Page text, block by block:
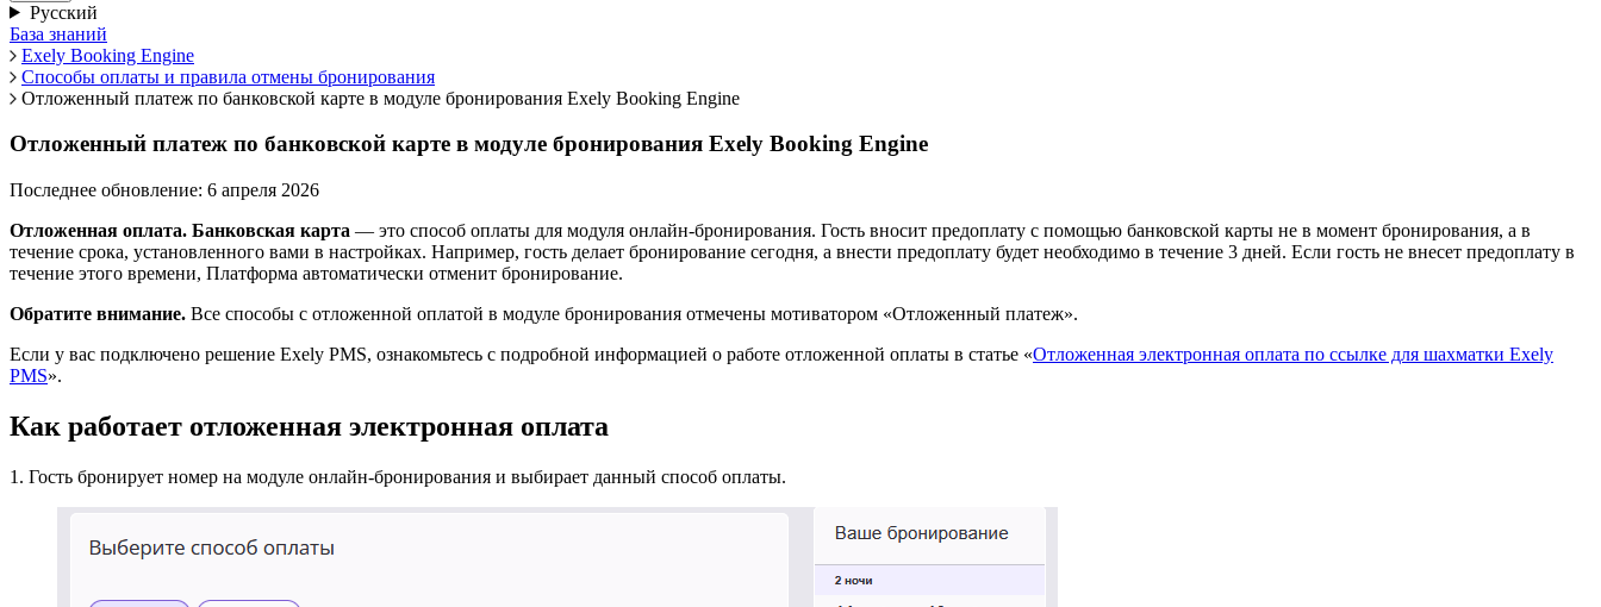
Русский
База знаний
Exely Booking Engine
Способы оплаты и правила отмены бронирования
Отложенный платеж по банковской карте в модуле бронирования Exely Booking Engine
Отложенный платеж по банковской карте в модуле бронирования Exely Booking Engine
Последнее обновление: 6 апреля 2026
Отложенная оплата. Банковская карта — это способ оплаты для модуля онлайн-бронирования. Гость вносит предоплату с помощью банковской карты не в момент бронирования, а в
течение срока, установленного вами в настройках. Например, гость делает бронирование сегодня, а внести предоплату будет необходимо в течение 3 дней. Если гость не внесет предоплату в
течение этого времени, Платформа автоматически отменит бронирование.
Обратите внимание. Все способы с отложенной оплатой в модуле бронирования отмечены мотиватором «Отложенный платеж».
Если у вас подключено решение Exely PMS, ознакомьтесь с подробной информацией о работе отложенной оплаты в статье «Отложенная электронная оплата по ссылке для шахматки Exely
PMS».
Как работает отложенная электронная оплата
1. Гость бронирует номер на модуле онлайн-бронирования и выбирает данный способ оплаты.